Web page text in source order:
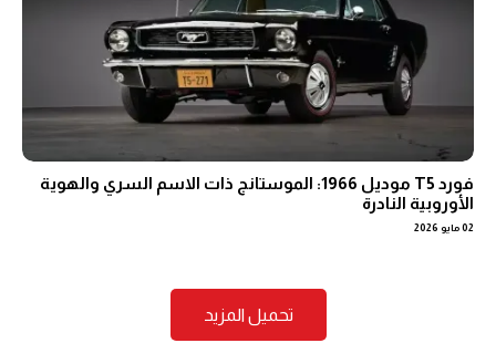
فورد T5 موديل 1966: الموستانج ذات الاسم السري والهوية
الأوروبية النادرة
02 مايو 2026
تحميل المزيد